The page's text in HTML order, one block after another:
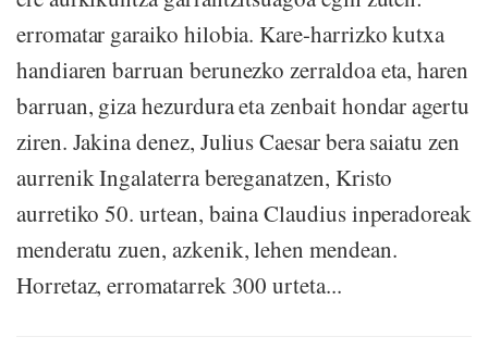
erromatar garaiko hilobia. Kare-harrizko kutxa
handiaren barruan berunezko zerraldoa eta, haren
barruan, giza hezurdura eta zenbait hondar agertu
ziren. Jakina denez, Julius Caesar bera saiatu zen
aurrenik Ingalaterra bereganatzen, Kristo
aurretiko 50. urtean, baina Claudius inperadoreak
menderatu zuen, azkenik, lehen mendean.
Horretaz, erromatarrek 300 urteta...